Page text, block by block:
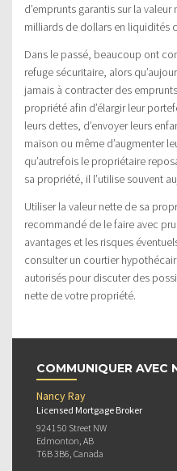
d’emprunts garantis sur la
milliards de dollars en liquidités
Dans le passé, beaucoup ont
refuge sécuritaire, alors
jamais à contracter des
propriété afin d’élargir leur
leurs dettes, d’envoyer leurs
maison ou même d’augmenter
qu’autrefois le propriétaire
sa propriété, il l’utilise souvent
Utiliser la valeur nette de sa
recommandé de le faire avec
avantages et les risques
consulter un courtier
autorisés pour discuter des
nette de votre propriété.
COMMUNIQUER AVEC
Nancy Ray
Licensed Mortgage Broker
9241 50 Street NW
Edmonton, AB
T6B 3B6, Canada